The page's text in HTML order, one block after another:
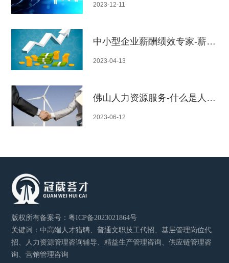
2023-12-11
中小型企业薪酬绩效专家-薪酬管理包含那些内容
2023-04-13
佛山人力资源服务-什么是人力咨询服务
2023-06-12
版权所有备案号：粤ICP备2023021864号
关键词：中高端人才猎聘、普通文职技工代招、基层管理岗位代
招、人力资源管理咨询辅导、精益生产管理咨询、供应链管理咨
询、营销管理咨询